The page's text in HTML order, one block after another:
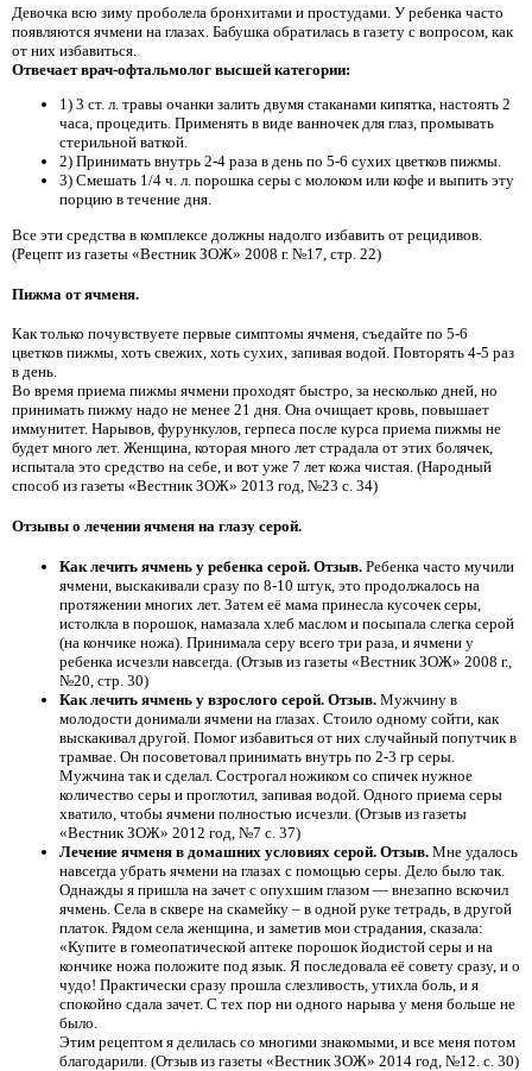
Девочка всю зиму проболела бронхитами и простудами. У ребенка часто
появляются ячмени на глазах. Бабушка обратилась в газету с вопросом, как
от них избавиться.
Отвечает врач-офтальмолог высшей категории:
1) 3 ст. л. травы очанки залить двумя стаканами кипятка, настоять 2
часа, процедить. Применять в виде ванночек для глаз, промывать
стерильной ваткой.
2) Принимать внутрь 2-4 раза в день по 5-6 сухих цветков пижмы.
3) Смешать 1/4 ч. л. порошка серы с молоком или кофе и выпить эту
порцию в течение дня.
Все эти средства в комплексе должны надолго избавить от рецидивов.
(Рецепт из газеты «Вестник ЗОЖ» 2008 г. №17, стр. 22)
Пижма от ячменя.
Как только почувствуете первые симптомы ячменя, съедайте по 5-6
цветков пижмы, хоть свежих, хоть сухих, запивая водой. Повторять 4-5 раз
в день.
Во время приема пижмы ячмени проходят быстро, за несколько дней, но
принимать пижму надо не менее 21 дня. Она очищает кровь, повышает
иммунитет. Нарывов, фурункулов, герпеса после курса приема пижмы не
будет много лет. Женщина, которая много лет страдала от этих болячек,
испытала это средство на себе, и вот уже 7 лет кожа чистая. (Народный
способ из газеты «Вестник ЗОЖ» 2013 год, №23 с. 34)
Отзывы о лечении ячменя на глазу серой.
Как лечить ячмень у ребенка серой. Отзыв. Ребенка часто мучили
ячмени, выскакивали сразу по 8-10 штук, это продолжалось на
протяжении многих лет. Затем её мама принесла кусочек серы,
истолкла в порошок, намазала хлеб маслом и посыпала слегка серой
(на кончике ножа). Принимала серу всего три раза, и ячмени у
ребенка исчезли навсегда. (Отзыв из газеты «Вестник ЗОЖ» 2008 г.,
№20, стр. 30)
Как лечить ячмень у взрослого серой. Отзыв. Мужчину в
молодости донимали ячмени на глазах. Стоило одному сойти, как
выскакивал другой. Помог избавиться от них случайный попутчик в
трамвае. Он посоветовал принимать внутрь по 2-3 гр серы.
Мужчина так и сделал. Сострогал ножиком со спичек нужное
количество серы и проглотил, запивая водой. Одного приема серы
хватило, чтобы ячмени полностью исчезли. (Отзыв из газеты
«Вестник ЗОЖ» 2012 год, №7 с. 37)
Лечение ячменя в домашних условиях серой. Отзыв. Мне удалось
навсегда убрать ячмени на глазах с помощью серы. Дело было так.
Однажды я пришла на зачет с опухшим глазом — внезапно вскочил
ячмень. Села в сквере на скамейку – в одной руке тетрадь, в другой
платок. Рядом села женщина, и заметив мои страдания, сказала:
«Купите в гомеопатической аптеке порошок йодистой серы и на
кончике ножа положите под язык. Я последовала её совету сразу, и о
чудо! Практически сразу прошла слезливость, утихла боль, и я
спокойно сдала зачет. С тех пор ни одного нарыва у меня больше не
было.
Этим рецептом я делилась со многими знакомыми, и все меня потом
благодарили. (Отзыв из газеты «Вестник ЗОЖ» 2014 год, №12. с. 30)